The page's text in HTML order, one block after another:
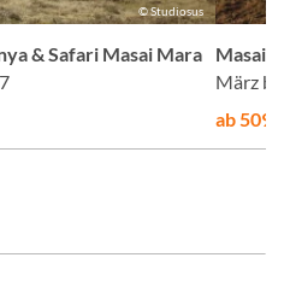
© Studiosus
& Safari Masai Mara
Masai
März
ab